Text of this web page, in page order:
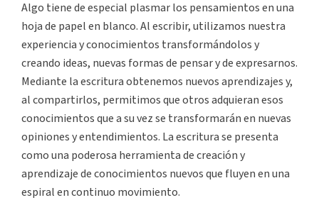
Algo tiene de especial plasmar los pensamientos en una
hoja de papel en blanco. Al escribir, utilizamos nuestra
experiencia y conocimientos transformándolos y
creando ideas, nuevas formas de pensar y de expresarnos.
Mediante la escritura obtenemos nuevos aprendizajes y,
al compartirlos, permitimos que otros adquieran esos
conocimientos que a su vez se transformarán en nuevas
opiniones y entendimientos. La escritura se presenta
como una poderosa herramienta de creación y
aprendizaje de conocimientos nuevos que fluyen en una
espiral en continuo movimiento.